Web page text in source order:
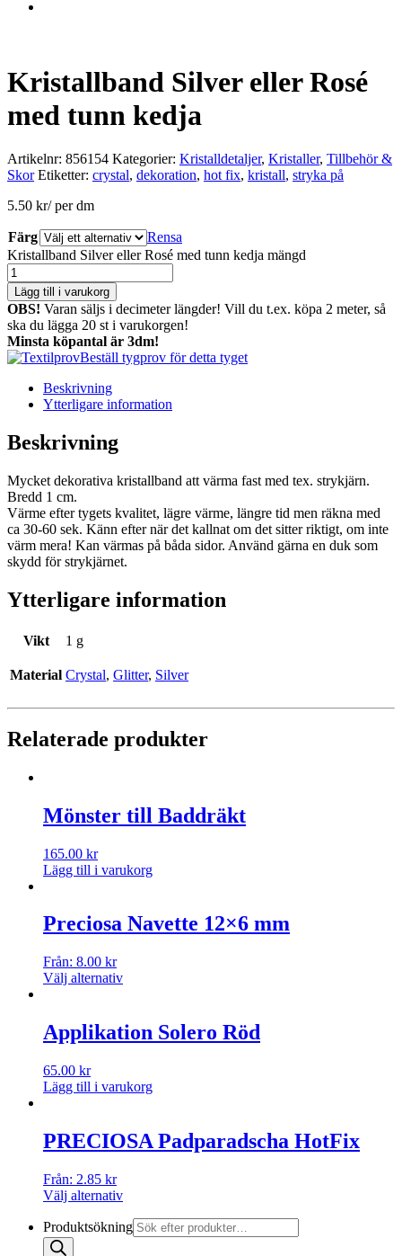
Kristallband Silver eller Rosé
med tunn kedja
Artikelnr: 856154 Kategorier: Kristalldetaljer, Kristaller, Tillbehör &
Skor Etiketter: crystal, dekoration, hot fix, kristall, stryka på
5.50 kr/ per dm
Färg
Rensa
Kristallband Silver eller Rosé med tunn kedja mängd
Lägg till i varukorg
OBS! Varan säljs i decimeter längder! Vill du t.ex. köpa 2 meter, så
ska du lägga 20 st i varukorgen!
Minsta köpantal är 3dm!
Beställ tygprov för detta tyget
Beskrivning
Ytterligare information
Beskrivning
Mycket dekorativa kristallband att värma fast med tex. strykjärn.
Bredd 1 cm.
Värme efter tygets kvalitet, lägre värme, längre tid men räkna med
ca 30-60 sek. Känn efter när det kallnat om det sitter riktigt, om inte
värm mera! Kan värmas på båda sidor. Använd gärna en duk som
skydd för strykjärnet.
Ytterligare information
Vikt 1 g
Material Crystal, Glitter, Silver
Relaterade produkter
Mönster till Baddräkt
165.00 kr
Lägg till i varukorg
Preciosa Navette 12×6 mm
Från: 8.00 kr
Välj alternativ
Applikation Solero Röd
65.00 kr
Lägg till i varukorg
PRECIOSA Padparadscha HotFix
Från: 2.85 kr
Välj alternativ
Produktsökning